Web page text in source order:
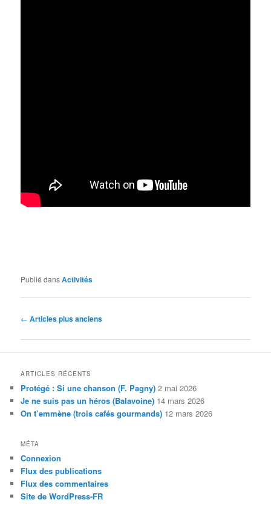
Publié dansActivités
Navigation
articles
← Articles plus anciens
ARTICLES RÉCENTS
Protégé : Si une chanson (F. Pagny) 2 mai 2026
Je ne suis pas un héros (Balavoine) 14 mars 2026
On t’emmène (trois cafés gourmands) 12 mars 2026
MÉTA
Connexion
Flux des publications
Flux des commentaires
Site de WordPress-FR